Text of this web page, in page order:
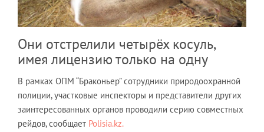
Они отстрелили четырёх косуль,
имея лицензию только на одну
В рамках ОПМ “Браконьер” сотрудники природоохранной
полиции, участковые инспекторы и представители других
заинтересованных органов проводили серию совместных
рейдов, сообщает Polisia.kz.